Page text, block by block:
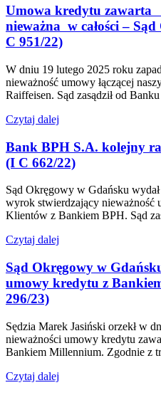
Umowa kredytu zawarta
nieważna w całości –
C 951/22)
W dniu 19 lutego 2025 roku
nieważność umowy łączącej
Raiffeisen. Sąd zasądził od
Czytaj dalej
Bank BPH S.A. kolejny
(I C 662/22)
Sąd Okręgowy w Gdańsku
wyrok stwierdzający nieważność
Klientów z Bankiem BPH. Sąd
Czytaj dalej
Sąd Okręgowy w
umowy kredytu z
296/23)
Sędzia Marek Jasiński orzekł w
nieważności umowy kredytu
Bankiem Millennium. Zgodnie z
Czytaj dalej